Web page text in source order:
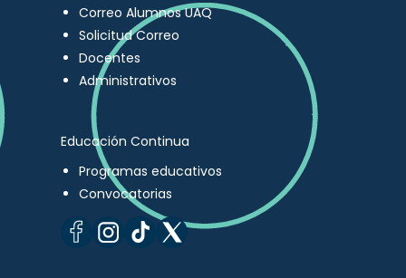
Correo Alumnos UAQ
Solicitud Correo
Docentes
Administrativos
Educación Continua
Programas educativos
Convocatorias